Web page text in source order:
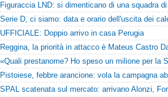
UFFICIALE: Doppio arrivo in casa Perugia